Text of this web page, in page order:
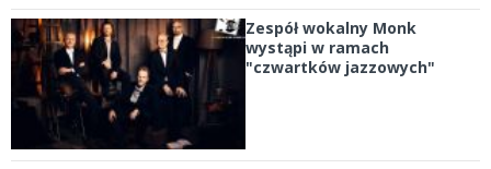
Zespół wokalny Monk
wystąpi w ramach
"czwartków jazzowych"